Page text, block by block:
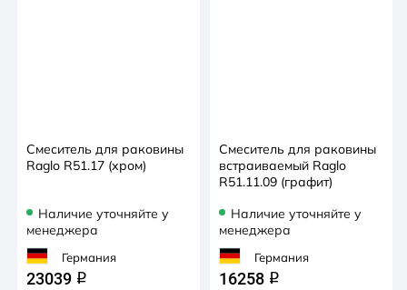
Смеситель для раковины
Raglo R51.17 (хром)
Наличие уточняйте у
менеджера
Германия
23039 q
Смеситель для раковины
встраиваемый Raglo
R51.11.09 (графит)
Наличие уточняйте у
менеджера
Германия
16258 q